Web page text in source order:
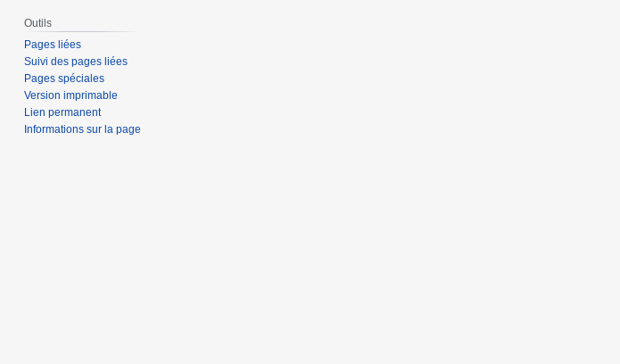
Outils
Pages liées
Suivi des pages liées
Pages spéciales
Version imprimable
Lien permanent
Informations sur la page